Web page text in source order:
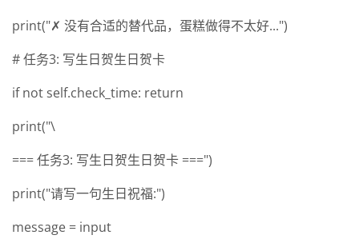
print("✗ 没有合适的替代品，蛋糕做得不太好...")
# 任务3: 写生日贺生日贺卡
if not self.check_time: return
print("\
=== 任务3: 写生日贺生日贺卡 ===")
print("请写一句生日祝福:")
message = input